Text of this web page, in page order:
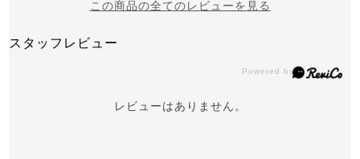
この商品の全てのレビューを見る
スタッフレビュー
レビューはありません。